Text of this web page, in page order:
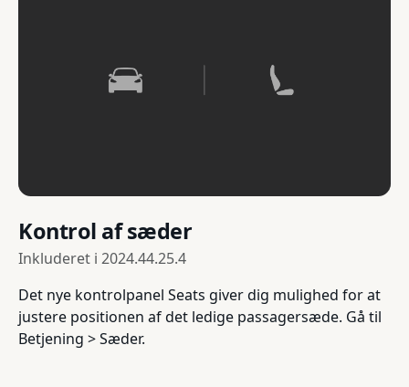
Kontrol af sæder
Inkluderet i 2024.44.25.4
Det nye kontrolpanel Seats giver dig mulighed for at
justere positionen af det ledige passagersæde. Gå til
Betjening > Sæder.